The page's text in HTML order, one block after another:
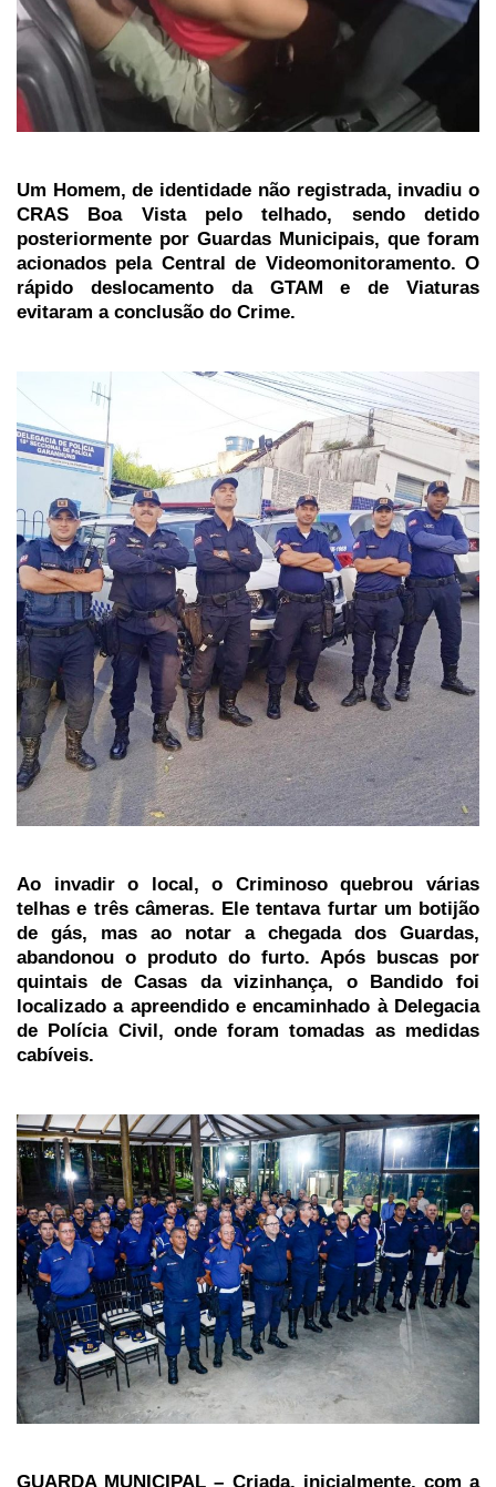
Um Homem, de identidade não registrada, invadiu o
CRAS Boa Vista pelo telhado, sendo detido
posteriormente por Guardas Municipais, que foram
acionados pela Central de Videomonitoramento. O
rápido deslocamento da GTAM e de Viaturas
evitaram a conclusão do Crime.
Ao invadir o local, o Criminoso quebrou várias
telhas e três câmeras. Ele tentava furtar um botijão
de gás, mas ao notar a chegada dos Guardas,
abandonou o produto do furto. Após buscas por
quintais de Casas da vizinhança, o Bandido foi
localizado a apreendido e encaminhado à Delegacia
de Polícia Civil, onde foram tomadas as medidas
cabíveis.
GUARDA MUNICIPAL – Criada, inicialmente, com a